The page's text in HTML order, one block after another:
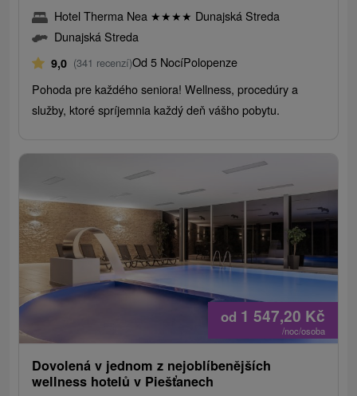
Hotel Therma Nea ★★★★ Dunajská Streda
Dunajská Streda
9,0 (341 recenzí)Od 5 NocíPolopenze
Pohoda pre každého seniora! Wellness, procedúry a
služby, ktoré spríjemnia každý deň vášho pobytu.
od 1 547,20 Kč
/noc/osoba
Dovolená v jednom z nejoblíbenějších
wellness hotelů v Piešťanech